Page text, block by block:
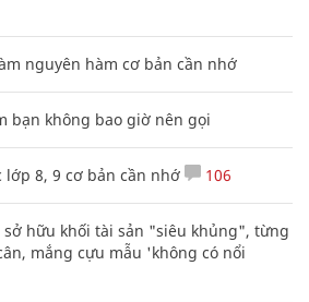
nguyên hàm cơ bản cần nhớ
bạn không bao giờ nên gọi
lớp 8, 9 cơ bản cần nhớ 106
sở hữu khối tài sản "siêu khủng", từng
mắng cựu mẫu 'không có nổi